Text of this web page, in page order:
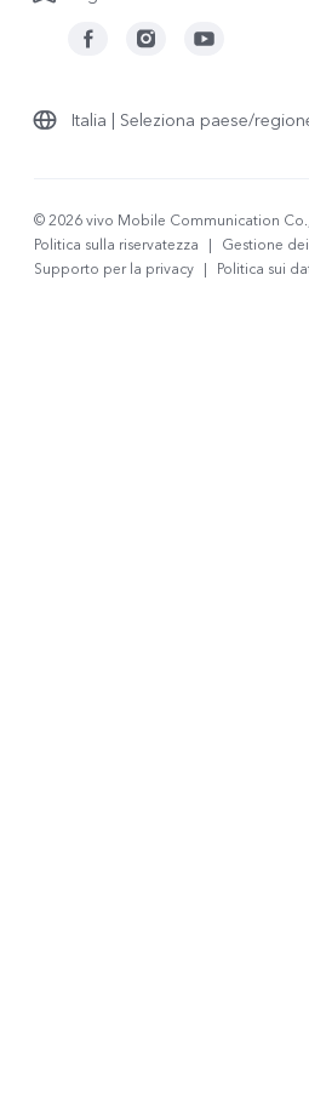
Italia | Seleziona paese/
© 2026 vivo Mobile Communication
Politica sulla riservatezza
| Gestione
Supporto per la privacy | Politica sui